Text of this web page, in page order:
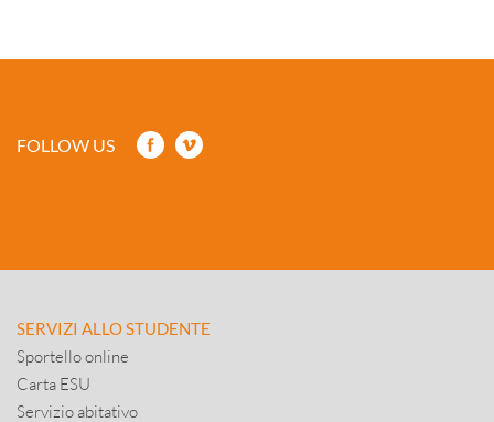
FOLLOW US
SERVIZI ALLO STUDENTE
Sportello online
Carta ESU
Servizio abitativo